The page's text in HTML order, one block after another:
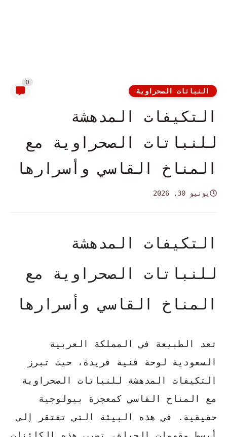
النباتات الصحراوية
0
التكيفات المدهشة
للنباتات الصحراوية مع
المناخ القاسي وأسرارها
يونيو 30, 2026
التكيفات المدهشة
للنباتات الصحراوية مع
المناخ القاسي وأسرارها
تعد الطبيعة في المملكة العربية
السعودية لوحة فنية فريدة، حيث تبرز
التكيفات المدهشة للنباتات الصحراوية
مع المناخ القاسيكمعجزة بيولوجية
حقيقية. في هذه البيئة التي تفتقر إلى